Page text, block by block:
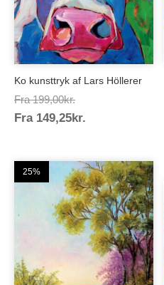
Ko kunsttryk af Lars Höllerer
Fra 199,00kr.Prisinterval:
199,00kr.
Fra 149,25kr.
25%